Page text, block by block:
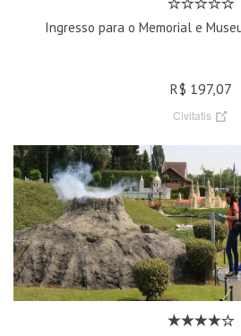
Ingresso para o Memorial e
R$ 197,07
Civitatis